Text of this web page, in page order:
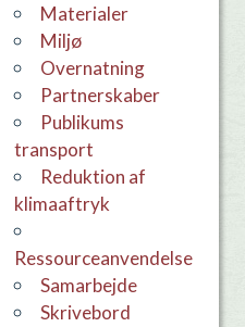
materialer
Miljø
overnatning
Partnerskaber
Publikums
transport
Reduktion af
klimaaftryk
Ressourceanvendelse
samarbejde
skrivebord